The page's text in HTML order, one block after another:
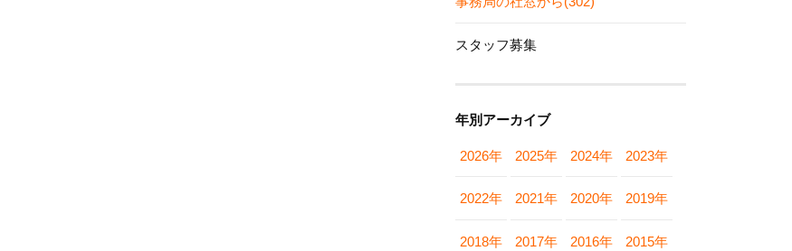
スタッフ募集
年別アーカイブ
2026年 2025年 2024年 2023年
2022年 2021年 2020年 2019年
2018年 2017年 2016年 2015年